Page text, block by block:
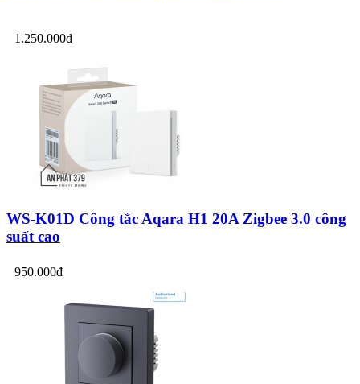
1.250.000đ
WS-K01D Công tắc Aqara H1 20A Zigbee 3.0 công
suất cao
950.000đ